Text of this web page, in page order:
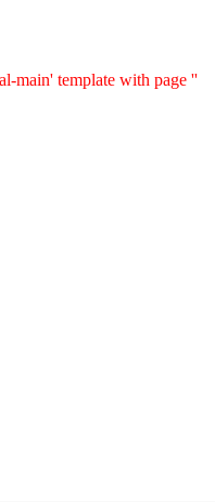
main' template with page ''